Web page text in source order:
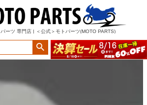
パーツ 専門店 | ＜公式＞モトパーツ(MOTO PARTS)